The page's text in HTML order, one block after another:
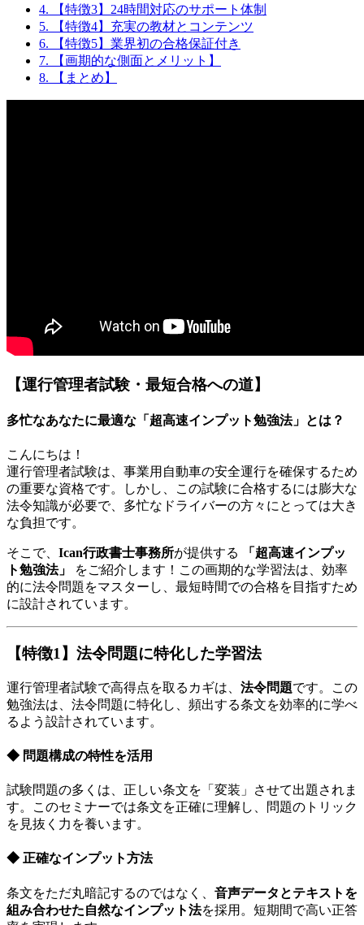
4. 【特徴3】24時間対応のサポート体制
5. 【特徴4】充実の教材とコンテンツ
6. 【特徴5】業界初の合格保証付き
7. 【画期的な側面とメリット】
8. 【まとめ】
【運行管理者試験・最短合格への道】
多忙なあなたに最適な「超高速インプット勉強法」とは？
こんにちは！
運行管理者試験は、事業用自動車の安全運行を確保するため
の重要な資格です。しかし、この試験に合格するには膨大な
法令知識が必要で、多忙なドライバーの方々にとっては大き
な負担です。
そこで、 Ican行政書士事務所が提供する
「超高速インプッ
ト勉強法」
をご紹介します！この画期的な学習法は、効率
的に法令問題をマスターし、最短時間での合格を目指すため
に設計されています。
【特徴1】法令問題に特化した学習法
運行管理者試験で高得点を取るカギは、 法令問題です。この
勉強法は、法令問題に特化し、頻出する条文を効率的に学べ
るよう設計されています。
◆ 問題構成の特性を活用
試験問題の多くは、正しい条文を「変装」させて出題されま
す。このセミナーでは条文を正確に理解し、問題のトリック
を見抜く力を養います。
◆ 正確なインプット方法
条文をただ丸暗記するのではなく、 音声データとテキストを
組み合わせた自然なインプット法を採用。短期間で高い正答